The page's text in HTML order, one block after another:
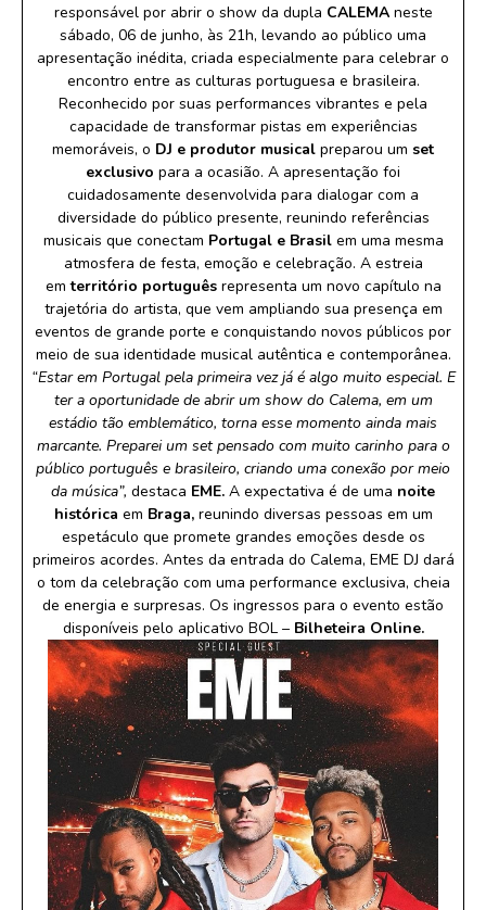
responsável por abrir o show da dupla CALEMAneste
sábado, 06 de junho, às 21h, levando ao público uma
apresentação inédita, criada especialmente para celebrar o
encontro entre as culturas portuguesa e brasileira.
Reconhecido por suas performances vibrantes e pela
capacidade de transformar pistas em experiências
memoráveis, o DJ e produtor musical preparou um set
exclusivo para a ocasião. A apresentação foi
cuidadosamente desenvolvida para dialogar com a
diversidade do público presente, reunindo referências
musicais que conectam Portugal e Brasil em uma mesma
atmosfera de festa, emoção e celebração. A estreia
emterritório português representa um novo capítulo na
trajetória do artista, que vem ampliando sua presença em
eventos de grande porte e conquistando novos públicos por
meio de sua identidade musical autêntica e contemporânea.
“Estar em Portugal pela primeira vez já é algo muito especial. E
ter a oportunidade de abrir um show do Calema, em um
estádio tão emblemático, torna esse momento ainda mais
marcante. Preparei um set pensado com muito carinho para o
público português e brasileiro, criando uma conexão por meio
da música”, destaca EME. A expectativa é de uma noite
histórica em Braga,reunindo diversas pessoas em um
espetáculo que promete grandes emoções desde os
primeiros acordes. Antes da entrada do Calema, EME DJ dará
o tom da celebração com uma performance exclusiva, cheia
de energia e surpresas. Os ingressos para o evento estão
disponíveis pelo aplicativo BOL –Bilheteira Online.